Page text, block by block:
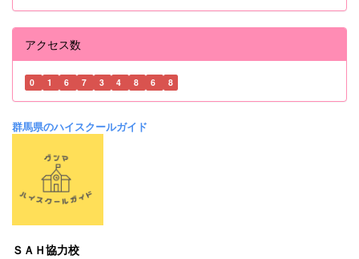
アクセス数
0 1 6 7 3 4 8 6 8
群馬県のハイスクールガイド
ＳＡＨ協力校